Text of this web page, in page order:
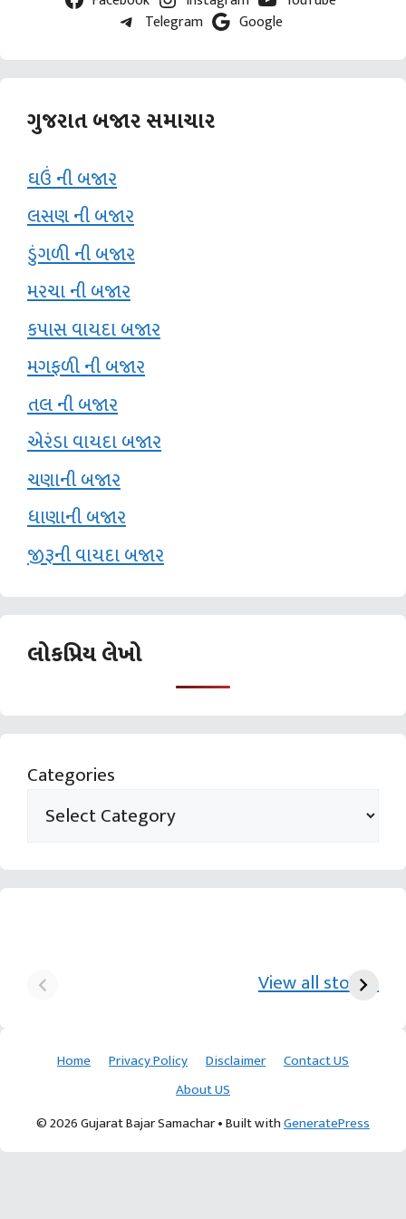
Telegram
Google
ગુજરાત બજાર સમાચાર
ઘઉં ની બજાર
લસણ ની બજાર
ડુંગળી ની બજાર
મરચા ની બજાર
કપાસ વાયદા બજાર
મગફળી ની બજાર
તલ ની બજાર
એરંડા વાયદા બજાર
ચણાની બજાર
ધાણાની બજાર
જીરૂની વાયદા બજાર
લોકપ્રિય લેખો
Categories
View all stories
ખેડૂતની કમાલ આચાર્ય દેવવ્રતજી
Home Privacy Policy Disclaimer
Contact US
About US
© 2026 Gujarat Bajar Samachar• Built withGeneratePress